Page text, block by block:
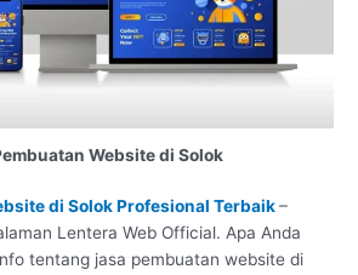
Website di Solok
di Solok Profesional Terbaik–
Lentera Web Official. Apa Anda
tentang jasa pembuatan website di